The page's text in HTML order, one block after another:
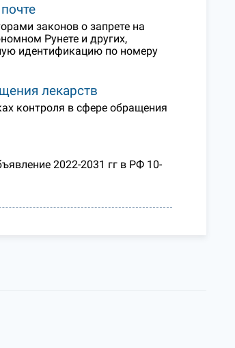
законов о запрете на
Рунете и других,
идентификацию по номеру
лекарств
контроля в сфере обращения
2022-2031 гг в РФ 10-